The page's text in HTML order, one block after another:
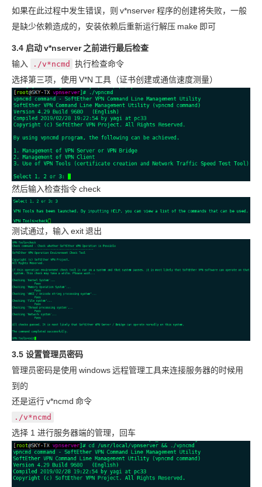
如果在此过程中发生错误，则 v*nserver程序的创建将失败，一般
是缺少依赖造成的，安装依赖后重新运行解压 make 即可
3.4 启动v*nserver 之前进行最后检查
输入
./v*ncmd
执行检查命令
选择第三项，使用 V*N 工具（证书创建或通信速度测量）
然后输入检查指令check
测试通过，输入 exit退出
3.5 设置管理员密码
管理员密码是使用 windows远程管理工具来连接服务器的时候用
到的
还是运行v*ncmd 命令
./v*ncmd
选择 1 进行服务器端的管理，回车